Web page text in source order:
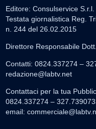
Editore: Consulservice S.r.l.
Testata giornalistica Reg.
n. 244 del 26.02.2015
Direttore Responsabile
Contatti: 0824.337274 –
redazione@labtv.net
Contattaci per la tua
0824.337274 –
email: